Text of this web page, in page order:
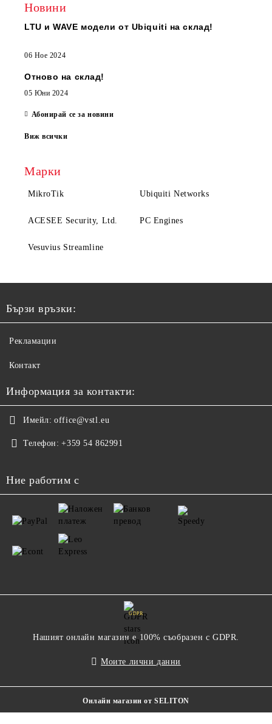
Новини
LTU и WAVE модели от Ubiquiti на склад!
06 Ное 2024
Отново на склад!
05 Юни 2024
Абонирай се за новини
Виж всички
Марки
MikroTik Ubiquiti Networks
ACESEE Security, Ltd. PC Engines
Vesuvius Streamline
Бързи връзки:
Рекламации
Контакт
Информация за контакти:
Имейл: office@vstl.eu
Телефон: +359 54 862991
Ние работим с
GDPR
Нашият онлайн магазин е 100% съобразен с GDPR.
Моите лични данни
Онлайн магазин от SELITON